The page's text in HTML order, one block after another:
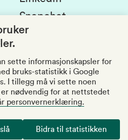
Snapchat
sette informasjonskapsler for
bruks-statistikk i Google
I tillegg må vi sette noen
nødvendig for at nettstedet
personvernerklæring.
Bidra til statistikken